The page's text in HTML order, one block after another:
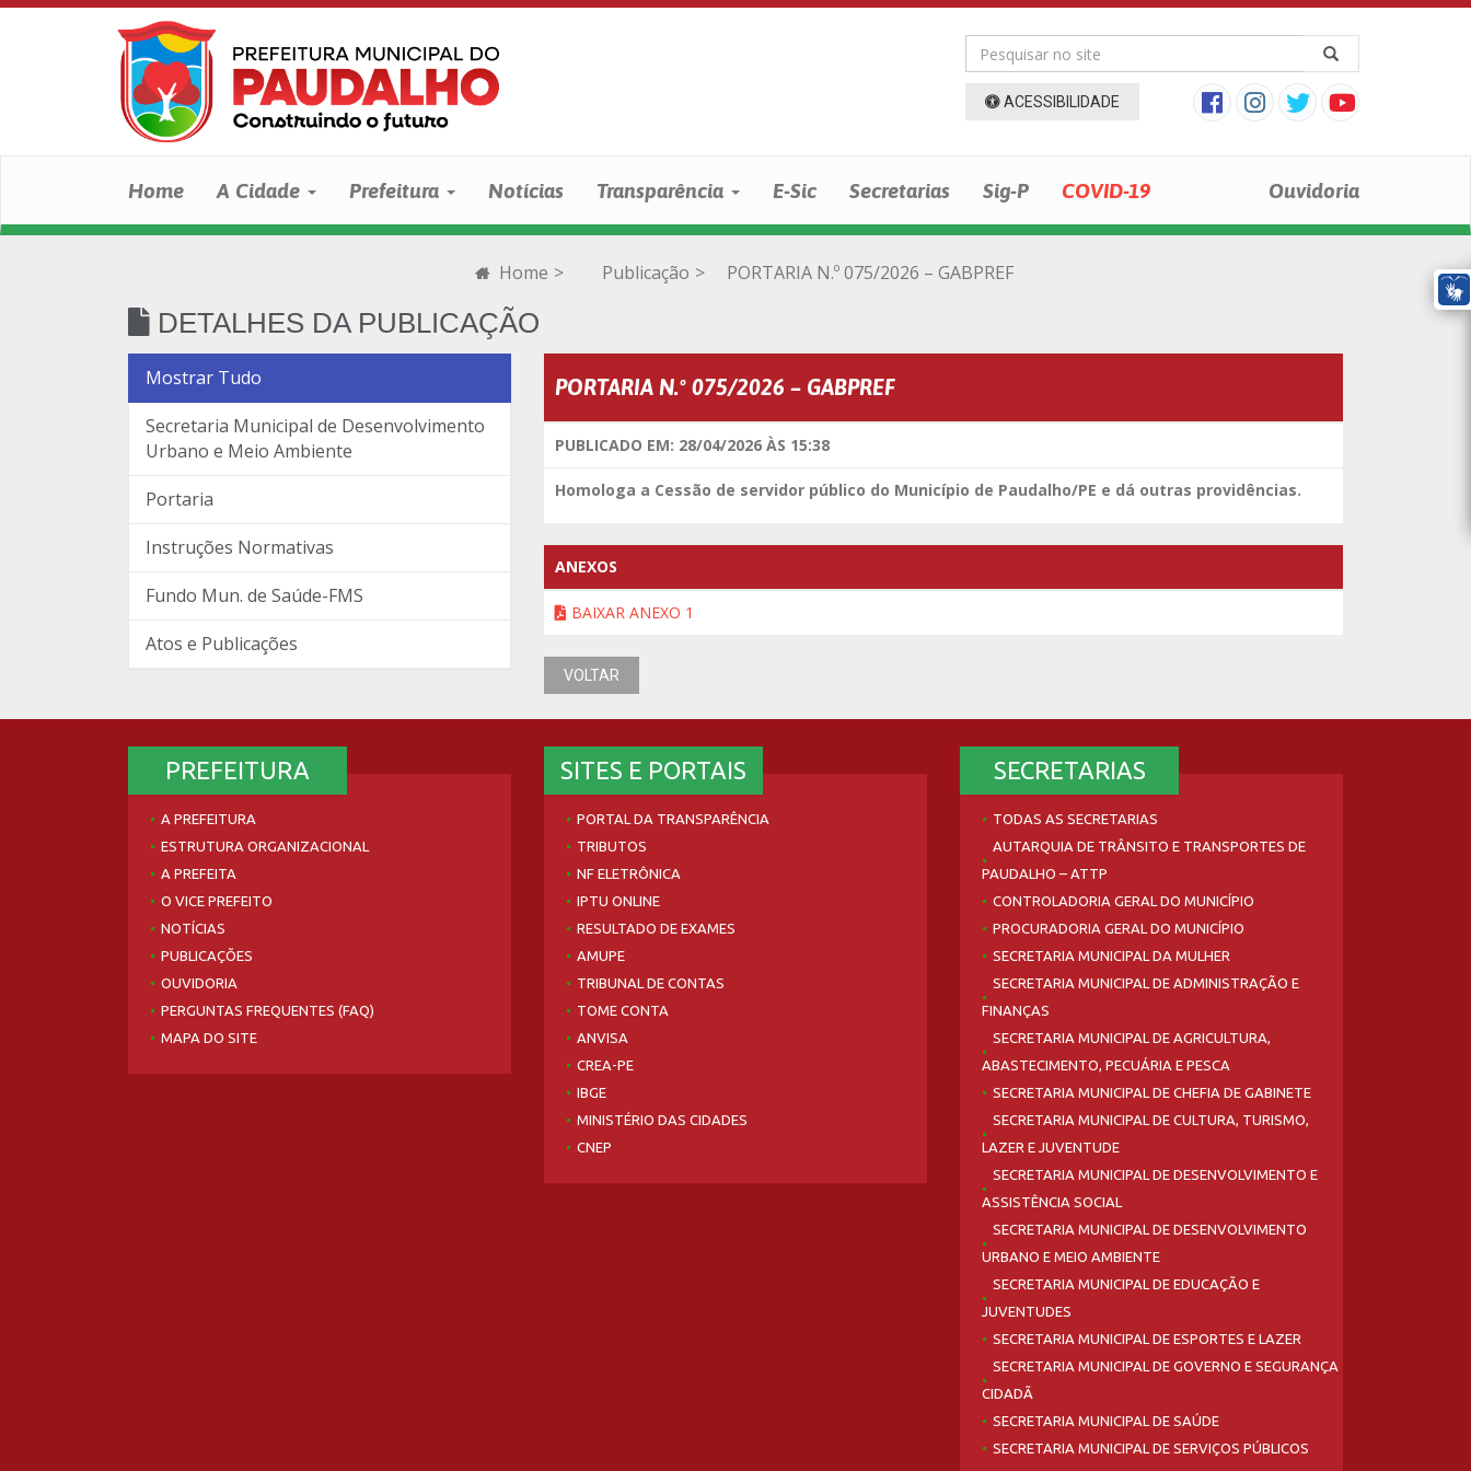
ACESSIBILIDADE
Home A Cidade Prefeitura Notícias Transparência E-Sic Secretarias Sig-P COVID-19 Ouvidoria
Home > Publicação > PORTARIA N.º 075/2026 – GABPREF
DETALHES DA PUBLICAÇÃO
Mostrar Tudo
Secretaria Municipal de Desenvolvimento
Urbano e Meio Ambiente
Portaria
Instruções Normativas
Fundo Mun. de Saúde-FMS
Atos e Publicações
PORTARIA N.º 075/2026 – GABPREF
PUBLICADO EM: 28/04/2026 ÀS 15:38
Homologa a Cessão de servidor público do Município de Paudalho/PE e dá outras providências.
ANEXOS
BAIXAR ANEXO 1
VOLTAR
PREFEITURA
A PREFEITURA
ESTRUTURA ORGANIZACIONAL
A PREFEITA
O VICE PREFEITO
NOTÍCIAS
PUBLICAÇÕES
OUVIDORIA
PERGUNTAS FREQUENTES (FAQ)
MAPA DO SITE
SITES E PORTAIS
PORTAL DA TRANSPARÊNCIA
TRIBUTOS
NF ELETRÔNICA
IPTU ONLINE
RESULTADO DE EXAMES
AMUPE
TRIBUNAL DE CONTAS
TOME CONTA
ANVISA
CREA-PE
IBGE
MINISTÉRIO DAS CIDADES
CNEP
SECRETARIAS
TODAS AS SECRETARIAS
AUTARQUIA DE TRÂNSITO E TRANSPORTES DE
PAUDALHO – ATTP
CONTROLADORIA GERAL DO MUNICÍPIO
PROCURADORIA GERAL DO MUNICÍPIO
SECRETARIA MUNICIPAL DA MULHER
SECRETARIA MUNICIPAL DE ADMINISTRAÇÃO E
FINANÇAS
SECRETARIA MUNICIPAL DE AGRICULTURA,
ABASTECIMENTO, PECUÁRIA E PESCA
SECRETARIA MUNICIPAL DE CHEFIA DE GABINETE
SECRETARIA MUNICIPAL DE CULTURA, TURISMO,
LAZER E JUVENTUDE
SECRETARIA MUNICIPAL DE DESENVOLVIMENTO E
ASSISTÊNCIA SOCIAL
SECRETARIA MUNICIPAL DE DESENVOLVIMENTO
URBANO E MEIO AMBIENTE
SECRETARIA MUNICIPAL DE EDUCAÇÃO E
JUVENTUDES
SECRETARIA MUNICIPAL DE ESPORTES E LAZER
SECRETARIA MUNICIPAL DE GOVERNO E SEGURANÇA
CIDADÃ
SECRETARIA MUNICIPAL DE SAÚDE
SECRETARIA MUNICIPAL DE SERVIÇOS PÚBLICOS